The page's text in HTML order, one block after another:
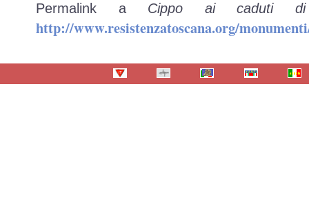
Permalink a Cippo ai caduti
http://www.resistenzatoscana.org/